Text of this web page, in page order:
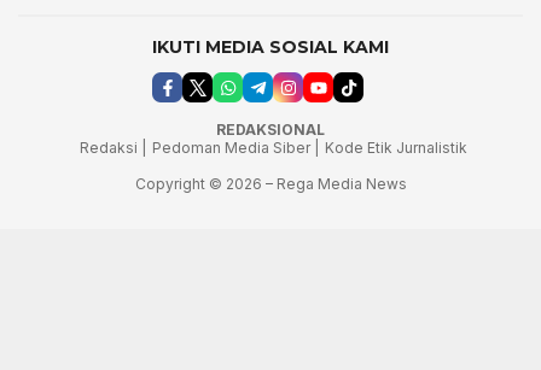
IKUTI MEDIA SOSIAL KAMI
REDAKSIONAL
Redaksi |
Pedoman Media Siber |
Kode Etik Jurnalistik
Copyright © 2026 – Rega Media News